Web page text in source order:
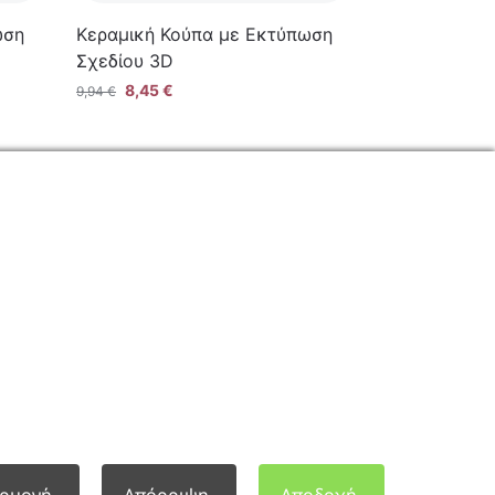
Κεραμική Κούπα με Εκτύπωση
Σχεδίου 3D
9,94€ 8,45€